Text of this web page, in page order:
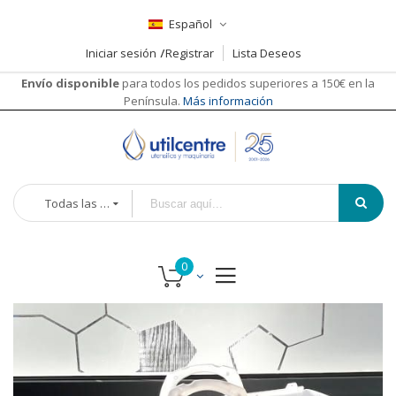
Español
Iniciar sesión
Registrar
Lista Deseos
Envío disponible para todos los pedidos superiores a 150€ en la
Península. Más información
Todas las categorías
Saltar
la